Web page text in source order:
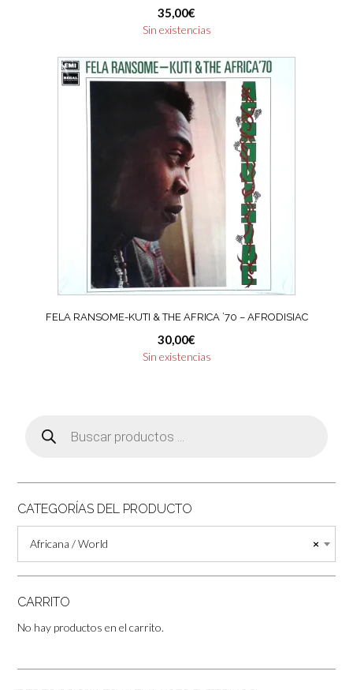
35,00€
Sin existencias
FELA RANSOME-KUTI & THE AFRICA ’70 – AFRODISIAC
30,00€
Sin existencias
productos
CATEGORÍAS DEL PRODUCTO
×
Africana / World
CARRITO
No hay productos en el carrito.